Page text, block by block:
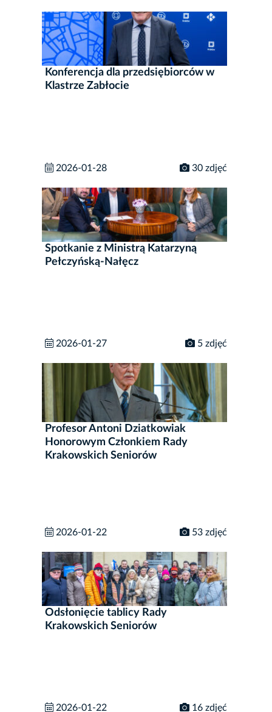
Konferencja dla przedsiębiorców w
Klastrze Zabłocie
2026-01-28 30 zdjęć
Spotkanie z Ministrą Katarzyną
Pełczyńską-Nałęcz
2026-01-27 5 zdjęć
Profesor Antoni Dziatkowiak
Honorowym Członkiem Rady
Krakowskich Seniorów
2026-01-22 53 zdjęć
Odsłonięcie tablicy Rady
Krakowskich Seniorów
2026-01-22 16 zdjęć